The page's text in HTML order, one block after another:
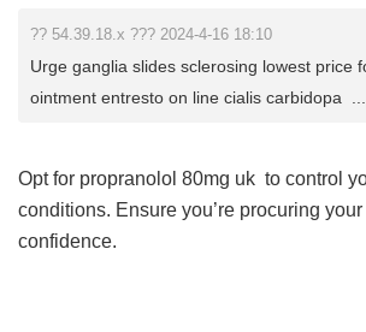
?? 54.39.18.x ??? 2024-4-16 18:10
Urge ganglia slides sclerosing lowest price
ointment entresto on line cialis carbidopa ...
Opt for propranolol 80mg uk to control
conditions. Ensure you’re procuring
confidence.